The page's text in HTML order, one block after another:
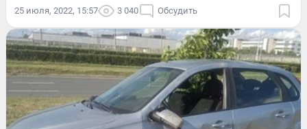
25 июля, 2022, 15:57 3 040 Обсудить